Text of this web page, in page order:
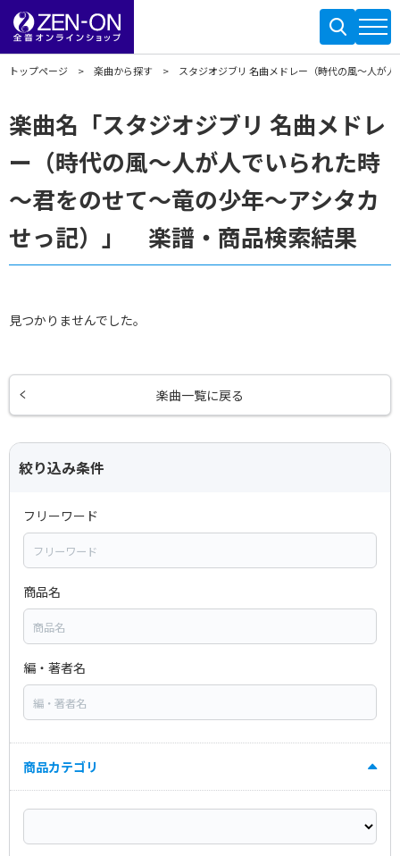
トップページ 楽曲から探す スタジオジブリ 名曲メドレー（時代の風～人が
楽曲名「スタジオジブリ 名曲メドレ
ー（時代の風～人が人でいられた時
～君をのせて～竜の少年～アシタカ
せっ記）」 楽譜・商品検索結果
見つかりませんでした。
楽曲一覧に戻る
絞り込み条件
フリーワード
商品名
編・著者名
商品カテゴリ